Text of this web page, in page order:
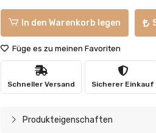
In den Warenkorb legen
Füge es zu meinen Favoriten
Schneller Versand Sicherer Einkauf
Produkteigenschaften